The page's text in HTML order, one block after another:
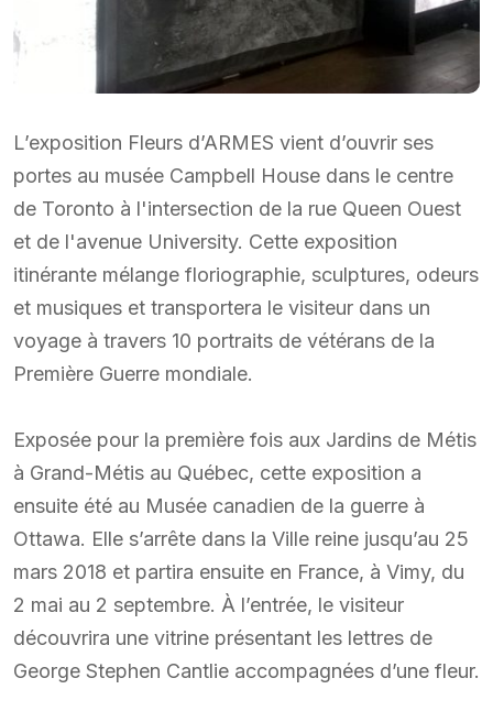
L’exposition Fleurs d’ARMES vient d’ouvrir ses
portes au musée Campbell House dans le centre
de Toronto à l'intersection de la rue Queen Ouest
et de l'avenue University. Cette exposition
itinérante mélange floriographie, sculptures, odeurs
et musiques et transportera le visiteur dans un
voyage à travers 10 portraits de vétérans de la
Première Guerre mondiale.
Exposée pour la première fois aux Jardins de Métis
à Grand-Métis au Québec, cette exposition a
ensuite été au Musée canadien de la guerre à
Ottawa. Elle s’arrête dans la Ville reine jusqu’au 25
mars 2018 et partira ensuite en France, à Vimy, du
2 mai au 2 septembre. À l’entrée, le visiteur
découvrira une vitrine présentant les lettres de
George Stephen Cantlie accompagnées d’une fleur.